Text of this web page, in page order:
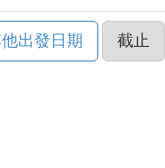
出發日期 截止